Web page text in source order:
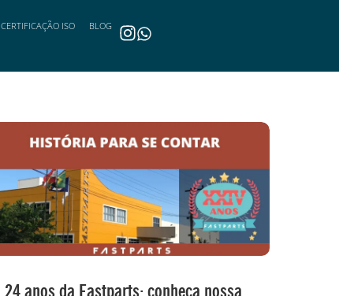
CERTIFICAÇÃO ISO BLOG
24 anos da Fastparts: conheça nossa